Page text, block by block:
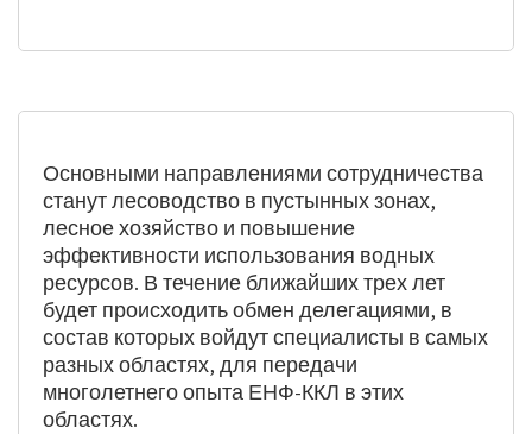
Основными направлениями сотрудничества
станут лесоводство в пустынных зонах,
лесное хозяйство и повышение
эффективности использования водных
ресурсов. В течение ближайших трех лет
будет происходить обмен делегациями, в
состав которых войдут специалисты в самых
разных областях, для передачи
многолетнего опыта ЕНФ-ККЛ в этих
областях.